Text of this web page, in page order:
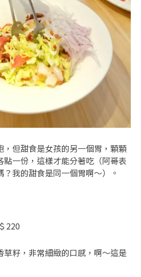
，但甜食是女孩的另一個胃，顆顆
點一份，這樣才能分著吃（阿哥表
我的甜食是同一個胃啊～）。
220
草籽，非常細緻的口感，啊～這是